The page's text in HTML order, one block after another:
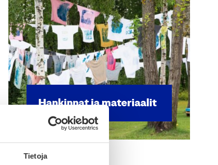
Tietoja
Han­kin­nat ja mate­ri­aa­lit